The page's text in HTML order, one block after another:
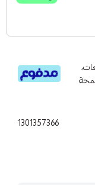
إلى 4 وحتى 6 دفعات،
1301357366